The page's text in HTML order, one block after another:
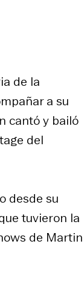
de la
a su
cantó y bailó
del
desde su
tuvieron la
de Martin